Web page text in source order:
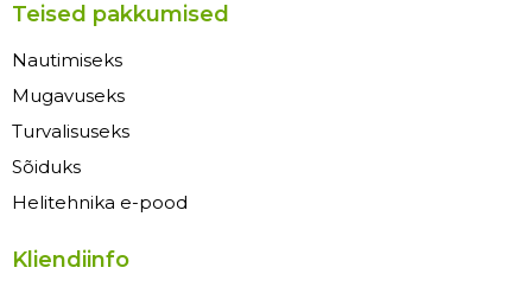
Teised pakkumised
Nautimiseks
Mugavuseks
Turvalisuseks
Sõiduks
Helitehnika e-pood
Kliendiinfo